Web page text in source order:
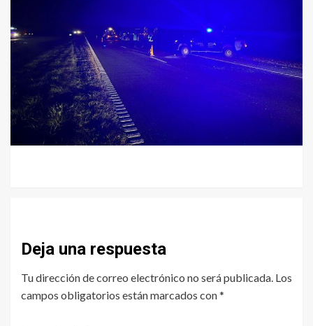
Deja una respuesta
Tu dirección de correo electrónico no será publicada. Los
campos obligatorios están marcados con*